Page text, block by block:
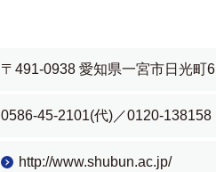
〒491-0938 愛知県一宮市日光町6
0586-45-2101(代)／0120-138158
http://www.shubun.ac.jp/